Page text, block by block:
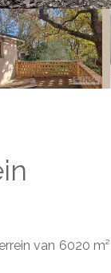
van 6020 m²